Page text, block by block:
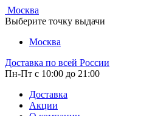
Москва
Выберите точку выдачи
Москва
Доставка по всей России
Пн-Пт с 10:00 до 21:00
Доставка
Акции